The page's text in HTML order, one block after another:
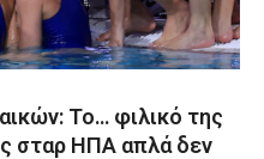
Το… φιλικό της
σταρ ΗΠΑ απλά δεν